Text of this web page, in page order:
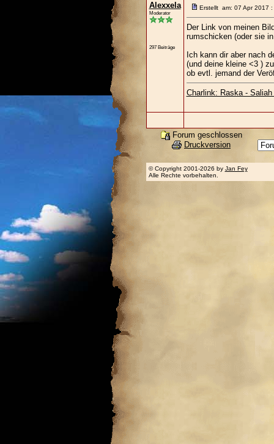
Alexxela
Moderator
297 Beiträge
Erstellt am: 07 Apr 2017
Der Link von meinen
rumschicken (oder sie
Ich kann dir aber nach
(und deine kleine <3 )
ob evtl. jemand der
Charlink: Raska -
Forum geschlossen
Druckversion
© Copyright 2001-2026 by Jan Fey
Alle Rechte vorbehalten.